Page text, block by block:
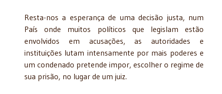
Resta-nos a esperança de uma decisão justa, num
País onde muitos políticos que legislam estão
envolvidos em acusações, as autoridades e
instituições lutam intensamente por mais poderes e
um condenado pretende impor, escolher o regime de
sua prisão, no lugar de um juiz.